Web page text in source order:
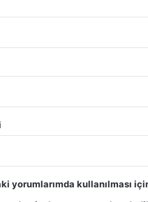
yorumlarımda kullanılması